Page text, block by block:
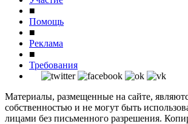
■
Помощь
■
Реклама
■
Требования
Материалы, размещенные на сайте,
собственностью и не могут быть
лицами без письменного разрешения.